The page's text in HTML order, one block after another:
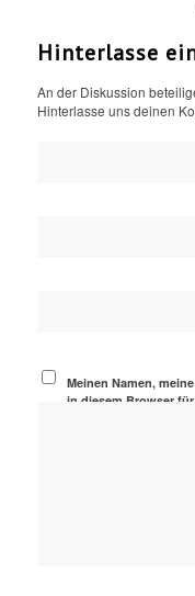
Hinterlasse
An der Diskussion
Hinterlasse uns deinen
Meinen Namen,
in diesem Browser